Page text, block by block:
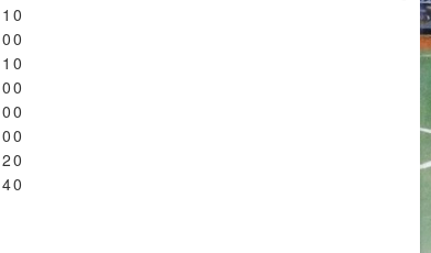
1 0
00
1 0
00
00
00
20
40